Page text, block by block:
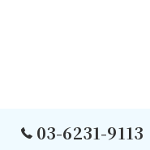
03-6231-9113